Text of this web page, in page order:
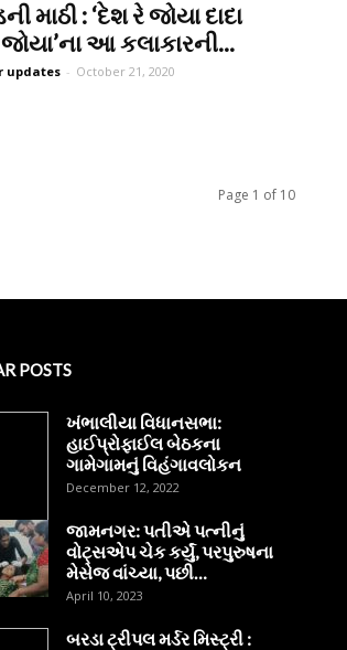
માઠી : ‘દેશ રે જોયા દાદા
આ કલાકારની...
updates - October 21, 2020
Page 1 of 10
POSTS
ખંભાલીયા વિધાનસભા:
હાઈપ્રોફાઈલ બેઠકના
ગામેગામનું વિહંગાવલોકન
December 12, 2022
જામનગર: પતીએ પત્નીનું
વોટ્સએપ ચેક કર્યું, પરપુરુષના
મેસેજ વાંચ્યા, પછી…
April 10, 2023
બરડા ટ્રીપલ મર્ડર મિસ્ટ્રી :